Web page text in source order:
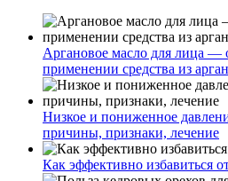
Аргановое масло для лица —
применении средства из
Низкое и пониженное
причины, признаки, лечение
Как эффективно избавиться